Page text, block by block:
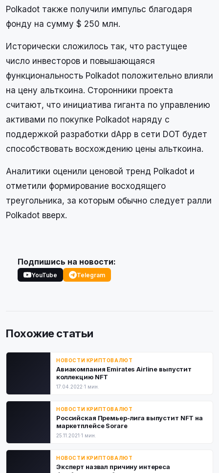
Polkadot также получили импульс благодаря
фонду на сумму $ 250 млн.
Исторически сложилось так, что растущее
число инвесторов и повышающаяся
функциональность Polkadot положительно влияли
на цену альткоина. Сторонники проекта
считают, что инициатива гиганта по управлению
активами по покупке Polkadot наряду с
поддержкой разработки dApp в сети DOT будет
способствовать восхождению цены альткоина.
Аналитики оценили ценовой тренд Polkadot и
отметили формирование восходящего
треугольника, за которым обычно следует ралли
Polkadot вверх.
Подпишись на новости:
YouTube Telegram
Похожие статьи
НОВОСТИ КРИПТОВАЛЮТ
Авиакомпания Emirates Airline выпустит
коллекцию NFT
17.04.2022·1 мин.
НОВОСТИ КРИПТОВАЛЮТ
Российская Премьер-лига выпустит NFT на
маркетплейсе Sorare
25.11.2021·1 мин.
НОВОСТИ КРИПТОВАЛЮТ
Эксперт назвал причину интереса